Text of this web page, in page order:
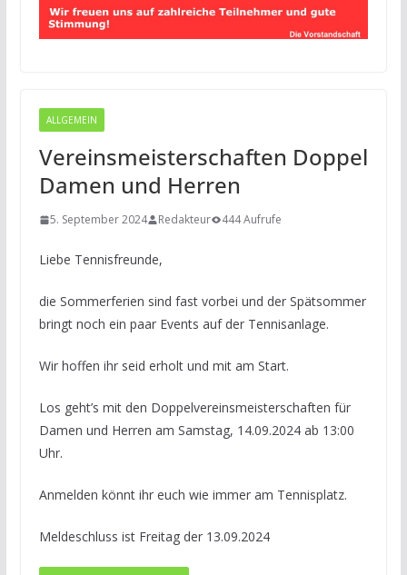
ALLGEMEIN
Vereinsmeisterschaften Doppel
Damen und Herren
5. September 2024 Redakteur 444 Aufrufe
Liebe Tennisfreunde,
die Sommerferien sind fast vorbei und der Spätsommer
bringt noch ein paar Events auf der Tennisanlage.
Wir hoffen ihr seid erholt und mit am Start.
Los geht’s mit den Doppelvereinsmeisterschaften für
Damen und Herren am Samstag, 14.09.2024 ab 13:00
Uhr.
Anmelden könnt ihr euch wie immer am Tennisplatz.
Meldeschluss ist Freitag der 13.09.2024